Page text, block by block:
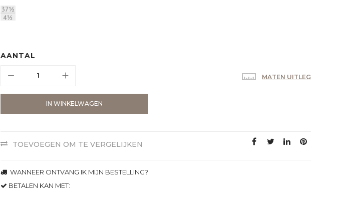
AANTAL
IN WINKELWAGEN
MATEN UITLEG
TOEVOEGEN OM TE VERGELIJKEN
WANNEER ONTVANG IK MIJN BESTELLING?
BETALEN KAN MET: